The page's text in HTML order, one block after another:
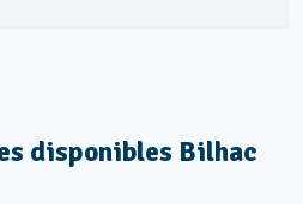
disponibles Bilhac